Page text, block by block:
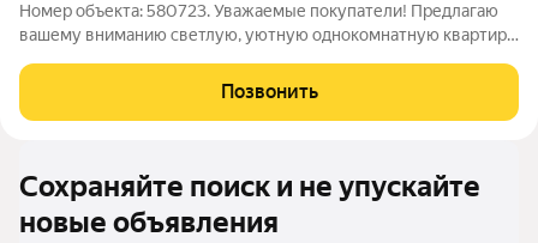
Номер объекта: 580723. Уважаемые покупатели! Предлагаю
вашему вниманию светлую, уютную однокомнатную квартиру
вместительная кухня, окна выходят во внутренний зеленый
Позвонить
Сохраняйте поиск и не упускайте
новые объявления